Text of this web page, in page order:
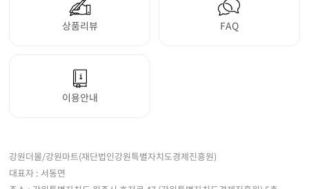
상품리뷰 FAQ
이용안내
강원더몰/강원마트(재단법인강원특별자치도경제진흥원)
대표자 : 서동면